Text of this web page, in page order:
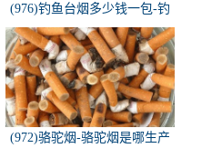
(976)钓鱼台烟多少钱一包-钓
鱼台烟多少钱一包
(972)骆驼烟-骆驼烟是哪生产